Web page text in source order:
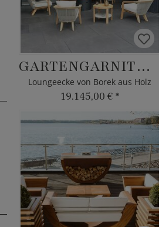
GARTENGARNITUR CHEPRI
Loungeecke von Borek aus Holz
19.145,00 € *